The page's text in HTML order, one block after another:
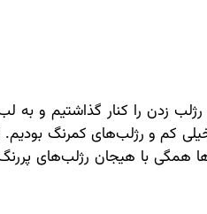
زدن را کنار گذاشتیم و
کم و رژلب‌های کمرنگ بودیم. اما
همگی با هیجان رژلب‌های پررنگ